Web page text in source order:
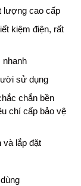
lượng cao cấp
kiệm điện, rất
sử dụng
chắn bền
chí cấp bảo vệ
và lắp đặt